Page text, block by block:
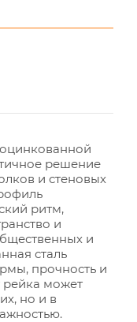
решение
и стеновых
ритм,
и
и
сталь
прочность и
рейка может
но и в